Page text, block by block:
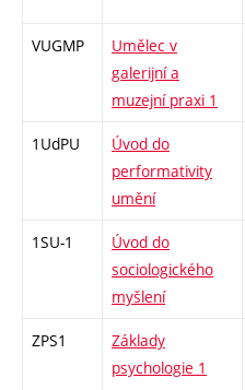
VUGMP
Umělec v
galerijní a
muzejní praxi 1
1UdPU
Úvod do
performativity
umění
1SU-1
Úvod do
sociologického
myšlení
ZPS1
Základy
psychologie 1